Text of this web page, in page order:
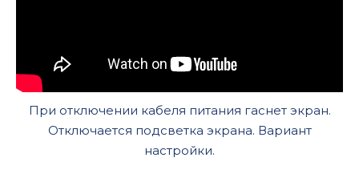
При отключении кабеля питания гаснет экран.
Отключается подсветка экрана. Вариант
настройки.